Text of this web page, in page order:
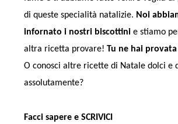
di queste specialità natalizie. Noi
infornato i nostri biscottinie stiamo
altra ricetta provare! Tu ne hai
O conosci altre ricette di Natale dolci e
assolutamente?
Facci sapere e SCRIVICI